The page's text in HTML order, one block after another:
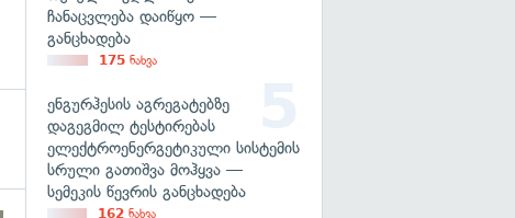
ჩანაცვლება დაიწყო —
განცხადება
175 ნახვა
ენგურჰესის აგრეგატებზე
დაგეგმილ ტესტირებას
ელექტროენერგეტიკული სისტემის
სრული გათიშვა მოჰყვა —
სემეკის წევრის განცხადება
162 ნახვა